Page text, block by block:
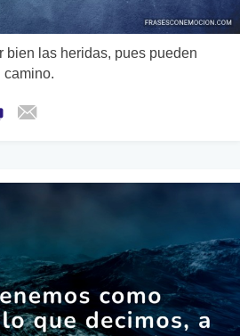
bien las heridas, pues pueden
camino.